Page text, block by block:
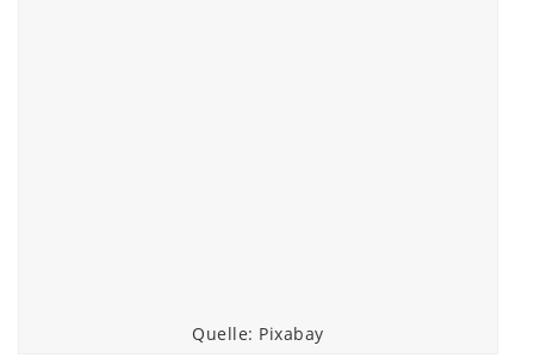
Quelle: Pixabay